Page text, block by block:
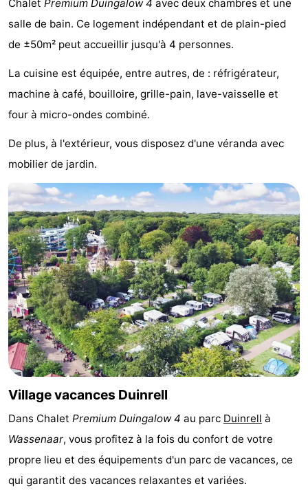
Noordduinen
Duinrell
Hôtels
Last
minutes
Plages
Voir
et
faire
Lieux
d'intérêt
-
Musées
-
Monuments
-
Points
de
vue
Attractions
-
Croisières
-
Terrains
de
jeux
-
Aires
de
intérieures
-
Experiences
Centres
bien-
&
Nature
Chalet Premium Duingalow 4 avec deux chambres et une
salle de bain. Ce logement indépendant et de plain-pied
de ±50m² peut accueillir jusqu'à 4 personnes.
La cuisine est équipée, entre autres, de : réfrigérateur,
machine à café, bouilloire, grille-pain, lave-vaisselle et
four à micro-ondes combiné.
De plus, à l'extérieur, vous disposez d'une véranda avec
mobilier de jardin.
Village vacances Duinrell
Dans Chalet Premium Duingalow 4 au parc Duinrell à
Wassenaar, vous profitez à la fois du confort de votre
propre lieu et des équipements d'un parc de vacances, ce
qui garantit des vacances relaxantes et variées.